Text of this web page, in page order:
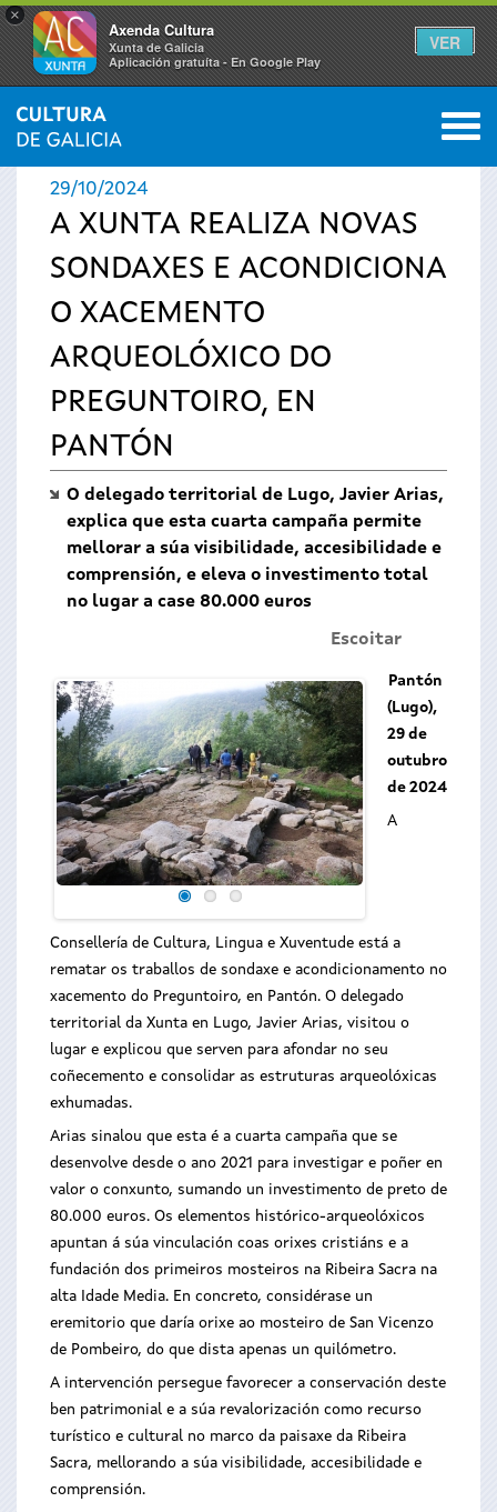
×
Axenda Cultura
Xunta de Galicia
Aplicación gratuíta - En Google Play
VER
Vostede
está
aquí
INICIO › ACTUALIDADE 0
29/10/2024
A XUNTA REALIZA NOVAS
SONDAXES E ACONDICIONA
O XACEMENTO
ARQUEOLÓXICO DO
PREGUNTOIRO, EN
PANTÓN
O delegado territorial de Lugo, Javier Arias,
explica que esta cuarta campaña permite
mellorar a súa visibilidade, accesibilidade e
comprensión, e eleva o investimento total
no lugar a case 80.000 euros
Escoitar
Pantón
(Lugo),
29 de
outubro
de 2024
A
Consellería de Cultura, Lingua e Xuventude está a
rematar os traballos de sondaxe e acondicionamento no
xacemento do Preguntoiro, en Pantón. O delegado
territorial da Xunta en Lugo, Javier Arias, visitou o
lugar e explicou que serven para afondar no seu
coñecemento e consolidar as estruturas arqueolóxicas
exhumadas.
Arias sinalou que esta é a cuarta campaña que se
desenvolve desde o ano 2021 para investigar e poñer en
valor o conxunto, sumando un investimento de preto de
80.000 euros. Os elementos histórico-arqueolóxicos
apuntan á súa vinculación coas orixes cristiáns e a
fundación dos primeiros mosteiros na Ribeira Sacra na
alta Idade Media. En concreto, considérase un
eremitorio que daría orixe ao mosteiro de San Vicenzo
de Pombeiro, do que dista apenas un quilómetro.
A intervención persegue favorecer a conservación deste
ben patrimonial e a súa revalorización como recurso
turístico e cultural no marco da paisaxe da Ribeira
Sacra, mellorando a súa visibilidade, accesibilidade e
comprensión.